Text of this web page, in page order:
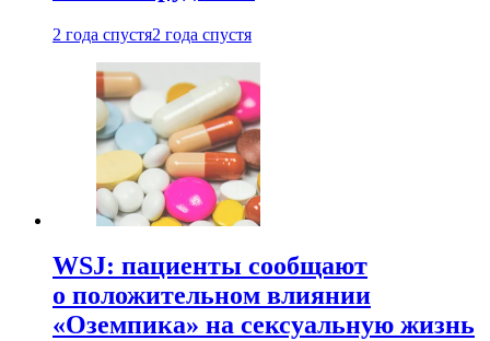
2 года спустя2 года спустя
WSJ: пациенты сообщают
о положительном влиянии
«Оземпика» на сексуальную жизнь